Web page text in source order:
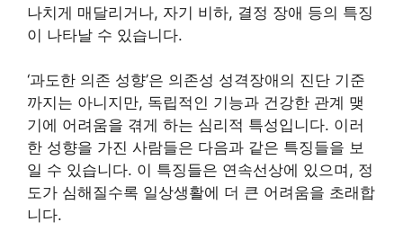
나치게 매달리거나, 자기 비하, 결정 장애 등의 특징
이 나타날 수 있습니다.
‘과도한 의존 성향’은 의존성 성격장애의 진단 기준
까지는 아니지만, 독립적인 기능과 건강한 관계 맺
기에 어려움을 겪게 하는 심리적 특성입니다. 이러
한 성향을 가진 사람들은 다음과 같은 특징들을 보
일 수 있습니다. 이 특징들은 연속선상에 있으며, 정
도가 심해질수록 일상생활에 더 큰 어려움을 초래합
니다.